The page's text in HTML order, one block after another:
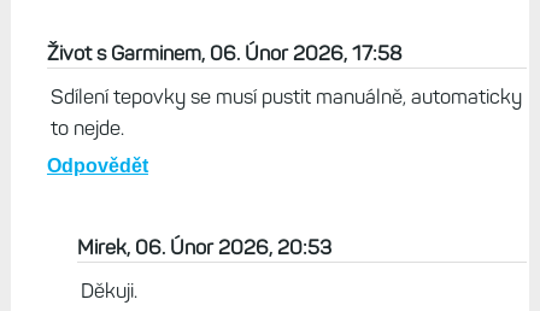
Život s Garminem, 06. Únor 2026, 17:58
Sdílení tepovky se musí pustit manuálně, automaticky
to nejde.
Odpovědět
Mirek, 06. Únor 2026, 20:53
Děkuji.